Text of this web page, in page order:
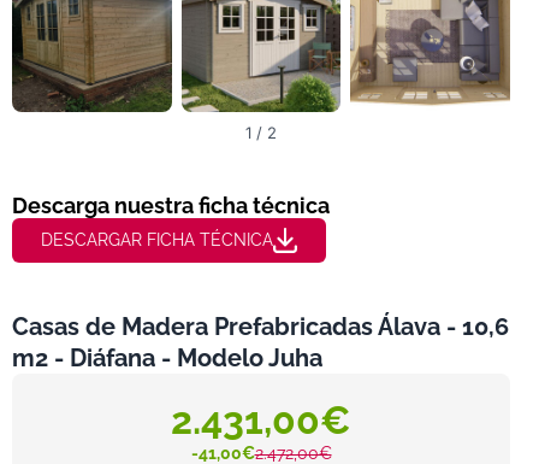
1 / 2
Descarga nuestra ficha técnica
DESCARGAR FICHA TÉCNICA
Casas de Madera Prefabricadas Álava - 10,6
m2 - Diáfana - Modelo Juha
2.431,00€
-41,00€2.472,00€